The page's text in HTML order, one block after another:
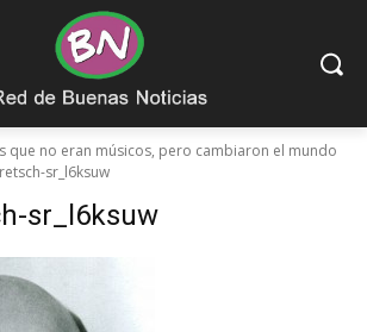
que no eran músicos, pero cambiaron el mundo
sr_l6ksuw
sr_l6ksuw